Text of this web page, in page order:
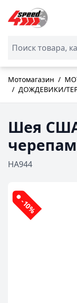
Skip to Content
Мотомагазин /
/ ДОЖДЕВИКИ/
Шея
HA944
-10%